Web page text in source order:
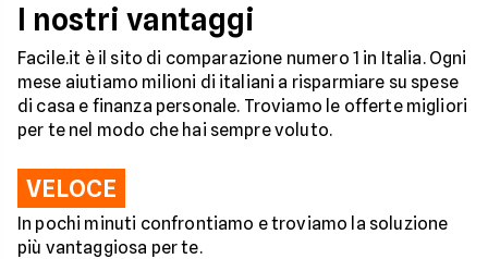
I nostri vantaggi
Facile.it è il sito di comparazione numero 1 in Italia. Ogni
mese aiutiamo milioni di italiani a risparmiare su spese
di casa e finanza personale. Troviamo le offerte migliori
per te nel modo che hai sempre voluto.
VELOCE
In pochi minuti confrontiamo e troviamo la soluzione
più vantaggiosa per te.